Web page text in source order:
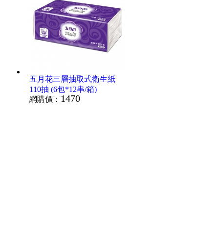
五月花三層抽取式衛生紙
110抽 (6包*12串/箱)
網購價： 1470